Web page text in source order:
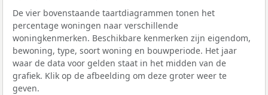
De vier bovenstaande taartdiagrammen tonen het
percentage woningen naar verschillende
woningkenmerken. Beschikbare kenmerken zijn eigendom,
bewoning, type, soort woning en bouwperiode. Het jaar
waar de data voor gelden staat in het midden van de
grafiek. Klik op de afbeelding om deze groter weer te
geven.